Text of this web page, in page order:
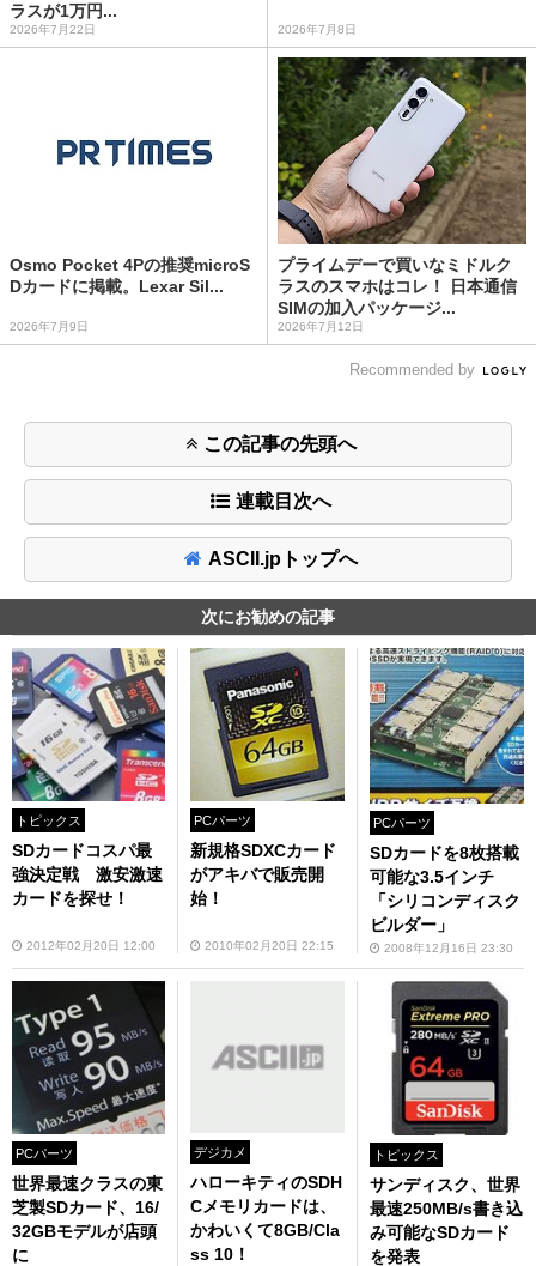
ラスが1万円...
2026年7月22日 2026年7月8日
Osmo Pocket 4Pの推奨microS
Dカードに掲載。Lexar Sil...
2026年7月9日
プライムデーで買いなミドルク
ラスのスマホはコレ！ 日本通信
SIMの加入パッケージ...
2026年7月12日
Recommended by
この記事の先頭へ
連載目次へ
ASCII.jpトップへ
次にお勧めの記事
トピックス
SDカードコスパ最
強決定戦 激安激速
カードを探せ！
2012年02月20日 12:00
PCパーツ
新規格SDXCカード
がアキバで販売開
始！
2010年02月20日 22:15
PCパーツ
SDカードを8枚搭載
可能な3.5インチ
「シリコンディスク
ビルダー」
2008年12月16日 23:30
PCパーツ
世界最速クラスの東
芝製SDカード、16/
32GBモデルが店頭
に
デジカメ
ハローキティのSDH
Cメモリカードは、
かわいくて8GB/Cla
ss 10！
トピックス
サンディスク、世界
最速250MB/s書き込
み可能なSDカード
を発表